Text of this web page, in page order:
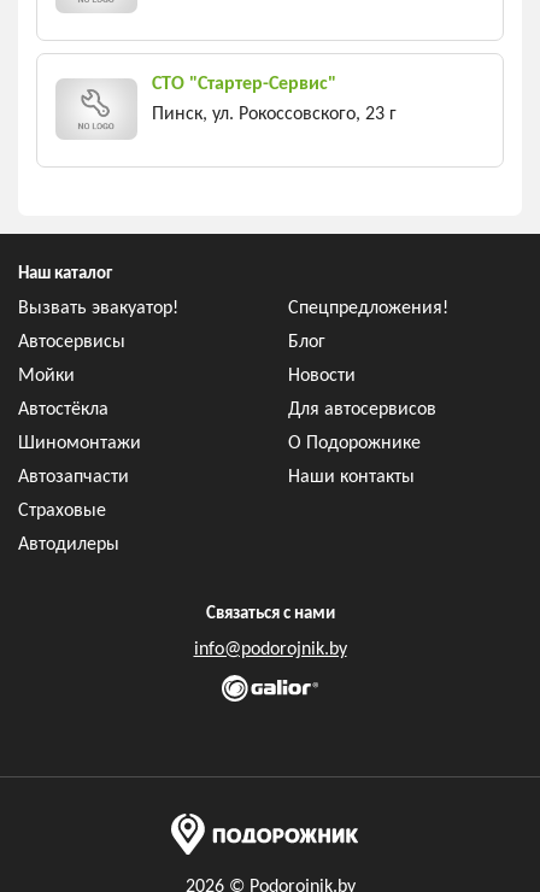
СТО "Стартер-Сервис"
Пинск, ул. Рокоссовского, 23 г
2026 © Podorojnik.by
Наш каталог
Вызвать эвакуатор!
Автосервисы
Мойки
Автостёкла
Шиномонтажи
Автозапчасти
Страховые
Автодилеры
Спецпредложения!
Блог
Новости
Для автосервисов
О Подорожнике
Наши контакты
Связаться с нами
info@podorojnik.by